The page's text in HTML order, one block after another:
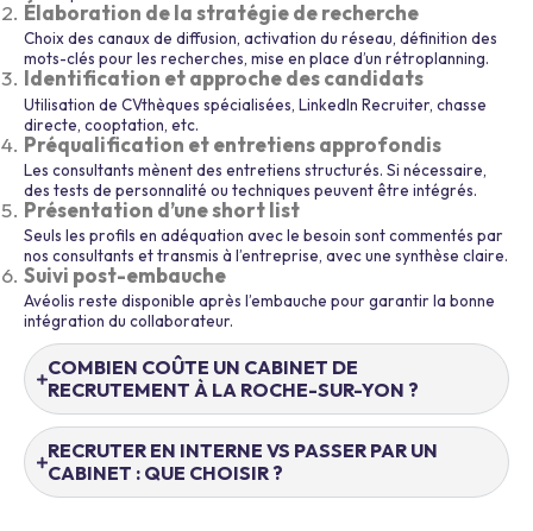
Élaboration de la stratégie de recherche
Choix des canaux de diffusion, activation du réseau, définition des
mots-clés pour les recherches, mise en place d’un rétroplanning.
Identification et approche des candidats
Utilisation de CVthèques spécialisées, LinkedIn Recruiter, chasse
directe, cooptation, etc.
Préqualification et entretiens approfondis
Les consultants mènent des entretiens structurés. Si nécessaire,
des tests de personnalité ou techniques peuvent être intégrés.
Présentation d’une short list
Seuls les profils en adéquation avec le besoin sont commentés par
nos consultants et transmis à l’entreprise, avec une synthèse claire.
Suivi post-embauche
Avéolis reste disponible après l’embauche pour garantir la bonne
intégration du collaborateur.
COMBIEN COÛTE UN CABINET DE
RECRUTEMENT À LA ROCHE-SUR-YON ?
RECRUTER EN INTERNE VS PASSER PAR UN
CABINET : QUE CHOISIR ?